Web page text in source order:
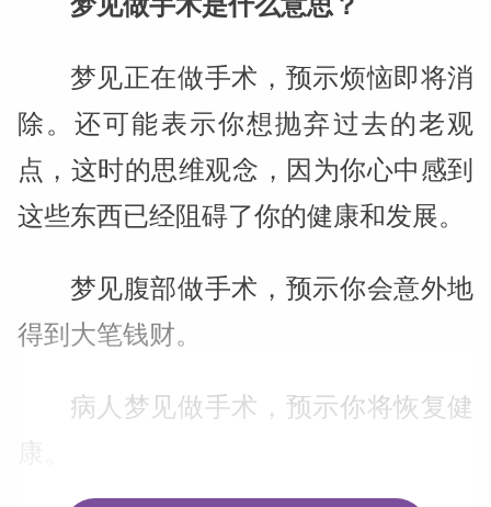
梦见正在做手术，预示烦恼即将消
除。还可能表示你想抛弃过去的老观
点，这时的思维观念，因为你心中感到
这些东西已经阻碍了你的健康和发展。
梦见腹部做手术，预示你会意外地
得到大笔钱财。
病人梦见做手术，预示你将恢复健